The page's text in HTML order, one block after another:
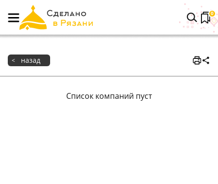
0
< назад
Список компаний пуст